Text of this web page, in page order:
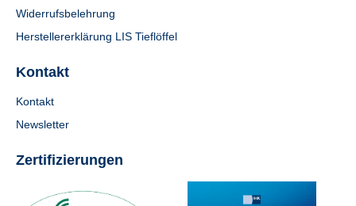
Widerrufsbelehrung
Herstellererklärung LIS Tieflöffel
Kontakt
Kontakt
Newsletter
Zertifizierungen